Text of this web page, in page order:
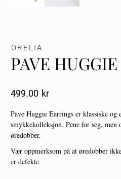
ORELIA
PAVE
499.00 Kr
Pave Huggie Earrings er klassiske og
smykkekolleksjon. Pene for seg, men
øredobber.
Vær oppmerksom på at øredobber
er defekte.